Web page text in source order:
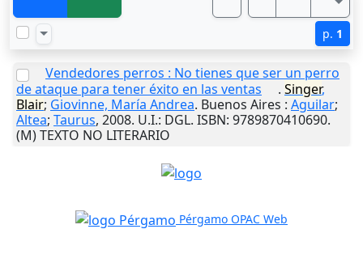
p. 1
Vendedores perros : No tienes que ser un perro
de ataque para tener éxito en las ventas
. Singer,
Blair; Giovinne, María Andrea. Buenos Aires : Aguilar;
Altea; Taurus, 2008. U.I.: DGL. ISBN: 9789870410690.
(M) TEXTO NO LITERARIO
Pérgamo OPAC Web